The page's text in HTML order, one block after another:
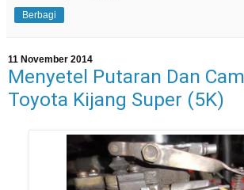
Berbagi
11 November 2014
Menyetel Putaran Dan
Toyota Kijang Super (5K)